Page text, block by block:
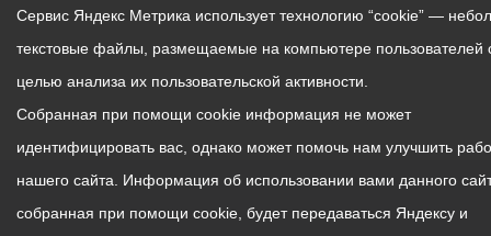
Сервис Яндекс Метрика использует технологию “cookie” —
текстовые файлы, размещаемые на компьютере пользователей
целью анализа их пользовательской активности.
Собранная при помощи cookie информация не может
идентифицировать вас, однако может помочь нам улучшить
нашего сайта. Информация об использовании вами данного
собранная при помощи cookie, будет передаваться Яндексу и